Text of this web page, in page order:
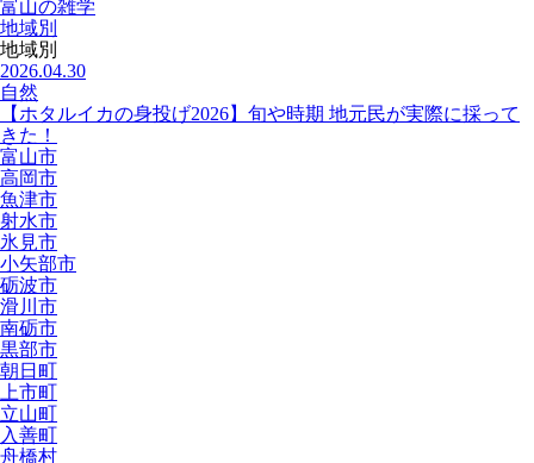
富山の雑学
地域別
地域別
2026.04.30
自然
【ホタルイカの身投げ2026】旬や時期 地元民が実際に採って
きた！
富山市
高岡市
魚津市
射水市
氷見市
小矢部市
砺波市
滑川市
南砺市
黒部市
朝日町
上市町
立山町
入善町
舟橋村